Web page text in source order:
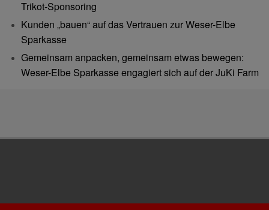
Trikot-Sponsoring
Kunden „bauen“ auf das Vertrauen zur Weser-Elbe
Sparkasse
Gemeinsam anpacken, gemeinsam etwas bewegen:
Weser-Elbe Sparkasse engagiert sich auf der JuKi Farm